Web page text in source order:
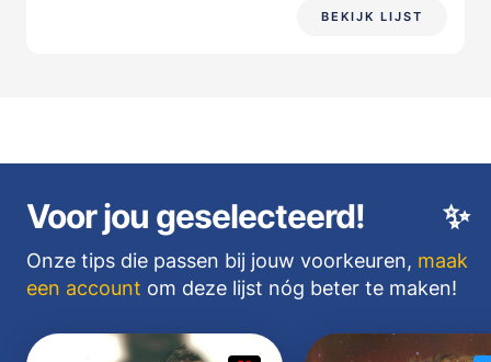
BEKIJK LIJST
✨
Voor jou geselecteerd!
Onze tips die passen bij jouw voorkeuren, maak
een account om deze lijst nóg beter te maken!